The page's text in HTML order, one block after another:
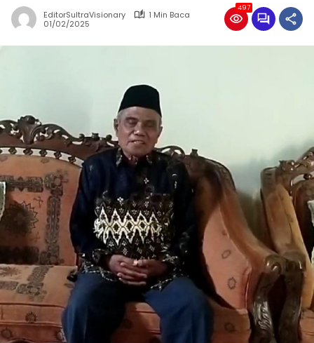
EditorSultraVisionary
1 Min Baca
01/02/2025
497